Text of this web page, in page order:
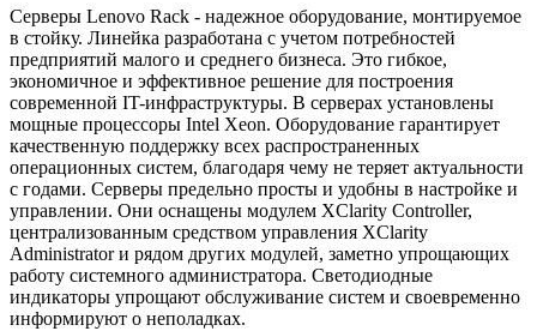
Серверы Lenovo Rack - надежное оборудование, монтируемое
в стойку. Линейка разработана с учетом потребностей
предприятий малого и среднего бизнеса. Это гибкое,
экономичное и эффективное решение для построения
современной IT-инфраструктуры. В серверах установлены
мощные процессоры Intel Xeon. Оборудование гарантирует
качественную поддержку всех распространенных
операционных систем, благодаря чему не теряет актуальности
с годами. Серверы предельно просты и удобны в настройке и
управлении. Они оснащены модулем XClarity Controller,
централизованным средством управления XClarity
Administrator и рядом других модулей, заметно упрощающих
работу системного администратора. Светодиодные
индикаторы упрощают обслуживание систем и своевременно
информируют о неполадках.